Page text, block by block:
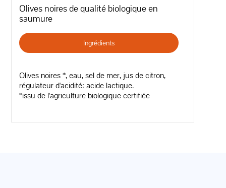
Olives noires de qualité biologique en
saumure
Ingrédients
Olives noires *, eau, sel de mer, jus de citron,
régulateur d'acidité: acide lactique.
*issu de l'agriculture biologique certifiée